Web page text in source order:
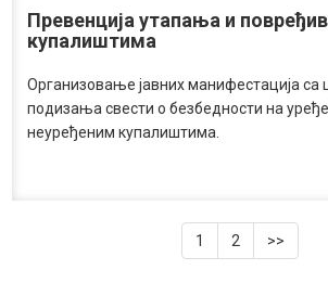
Превенција утапања и
купалиштима
Организовање јавних манифестација
подизања свести о безбедности на
неуређеним купалиштима.
1 2 >>